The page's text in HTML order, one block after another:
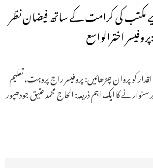
کی کرامت کے ساتھ فیضان نظر
اخترالواسع
کو پروان چڑھائیں: پروفیسر راج پروہت، تعلیم
سنوارنے کا ایک اہم ذریعہ: الحاج محمد عتیق جودھپور